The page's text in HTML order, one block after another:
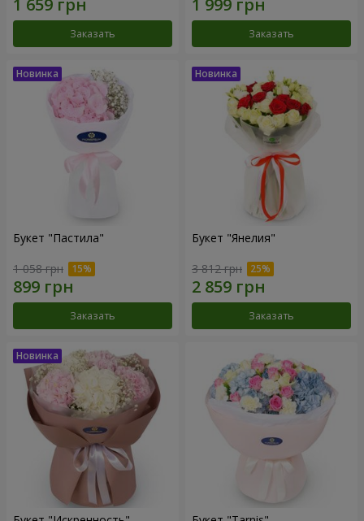
Заказать Заказать
Букет "Пастила"
1 058 грн
Заказать
Букет "Янелия"
3 812 грн
Заказать